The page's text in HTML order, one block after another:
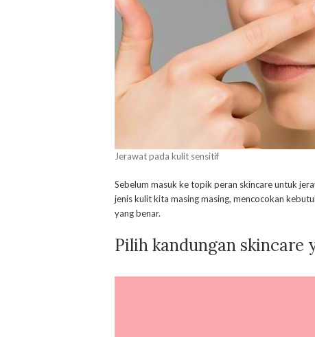
Jerawat pada kulit sensitif
Sebelum masuk ke topik peran skincare untuk
jenis kulit kita masing masing, mencocokan
yang benar.
Pilih kandungan skincare